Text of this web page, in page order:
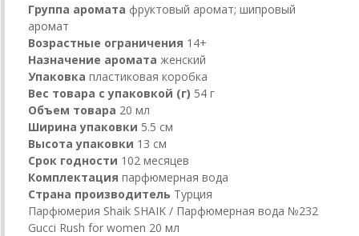
Группа аромата фруктовый аромат; шипровый
аромат
Возрастные ограничения 14+
Назначение аромата женский
Упаковка пластиковая коробка
Вес товара с упаковкой (г) 54 г
Объем товара 20 мл
Ширина упаковки 5.5 см
Высота упаковки 13 см
Срок годности 102 месяцев
Комплектация парфюмерная вода
Страна производитель Турция
Парфюмерия Shaik SHAIK / Парфюмерная вода №232
Gucci Rush for women 20 мл